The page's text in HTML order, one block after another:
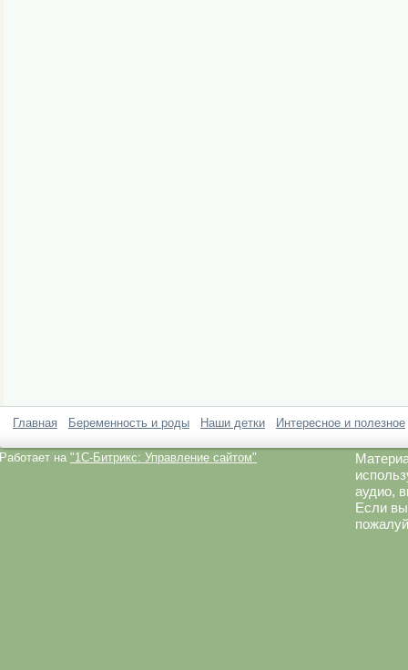
Главная Беременность и роды Наши детки Интересное и полезное
Работает на "1C-Битрикс: Управление сайтом"
аудио,
Если вы